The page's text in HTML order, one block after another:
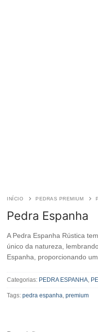
INÍCIO PEDRAS PREMIUM
Pedra Espanha
A Pedra Espanha Rústica
único da natureza,
Espanha, proporcionando
Categorias: PEDRA ESPANHA,
Tags: pedra espanha, premium